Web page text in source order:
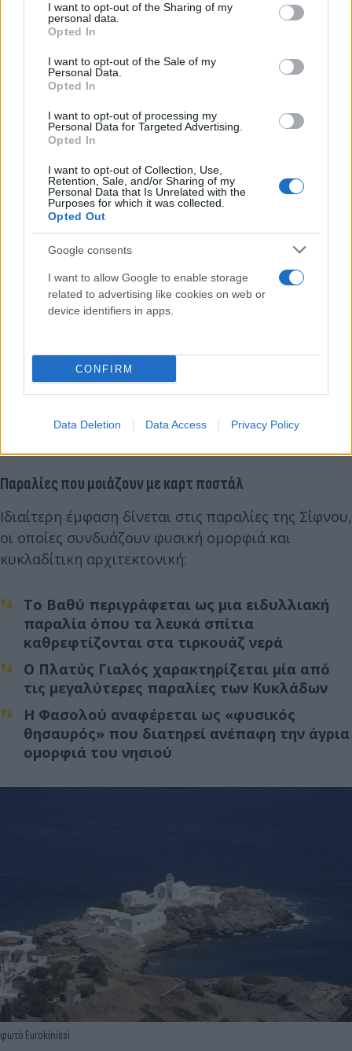
not limited to your visit or usage behaviour. You may click to
grant or deny consent to Google and its third-party tags to
use your data for below specified purposes in below Google
consent section.
I want to opt-out of the Sharing of my
personal data.
Opted In
I want to opt-out of the Sale of my
Personal Data.
Opted In
I want to opt-out of processing my
Personal Data for Targeted Advertising.
Opted In
I want to opt-out of Collection, Use,
Retention, Sale, and/or Sharing of my
Personal Data that Is Unrelated with the
Purposes for which it was collected.
Opted Out
Google consents
I want to allow Google to enable storage
related to advertising like cookies on web or
device identifiers in apps.
CONFIRM
Data Deletion Data Access Privacy Policy
ρεβυθοκεφτέδες
Παράλληλα, τονίζει ότι το νησί διαθέτει πληθώρα
ποιοτικών εστιατορίων και παραδοσιακών
ταβερνών, ικανών να ικανοποιήσουν και τους πιο
Παραλίες που μοιάζουν με καρτ ποστάλ
Ιδιαίτερη έμφαση δίνεται στις παραλίες της Σίφνου,
οι οποίες συνδυάζουν φυσική ομορφιά και
κυκλαδίτικη αρχιτεκτονική:
Το Βαθύ περιγράφεται ως μια ειδυλλιακή
παραλία όπου τα λευκά σπίτια
καθρεφτίζονται στα τιρκουάζ νερά
Ο Πλατύς Γιαλός χαρακτηρίζεται μία από
τις μεγαλύτερες παραλίες των Κυκλάδων
Η Φασολού αναφέρεται ως «φυσικός
θησαυρός» που διατηρεί ανέπαφη την άγρια
ομορφιά του νησιού
φωτό Eurokinissi